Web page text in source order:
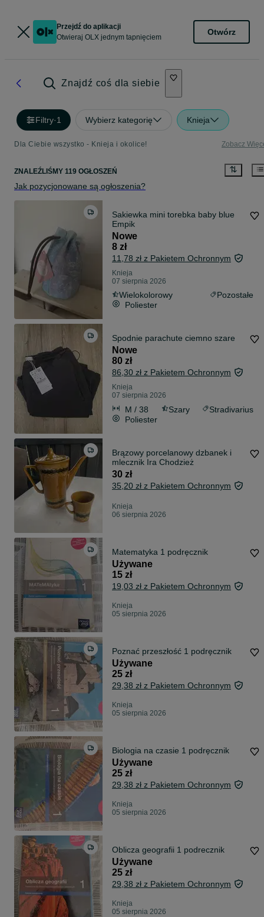
Przejdź do aplikacji
Otwieraj OLX jednym tapnięciem
Otwórz
Znajdź coś dla siebie
Filtry·1 Wybierz kategorię Knieja
Dla Ciebie wszystko - Knieja i okolice! Zobacz
ZNALEŹLIŚMY 119 OGŁOSZEŃ
Jak pozycjonowane są ogłoszenia?
Sakiewka mini torebka baby blue
Empik
Nowe
8 zł
11,78 zł z Pakietem Ochronnym
Knieja
07 sierpnia 2026
Wielokolorowy
Pozostałe
Poliester
Spodnie parachute ciemno szare
Nowe
80 zł
86,30 zł z Pakietem Ochronnym
Knieja
07 sierpnia 2026
M / 38 Szary
Stradivarius
Poliester
Brązowy porcelanowy dzbanek i
mlecznik Ira Chodzież
30 zł
35,20 zł z Pakietem Ochronnym
Knieja
06 sierpnia 2026
Matematyka 1 podręcznik
Używane
15 zł
19,03 zł z Pakietem Ochronnym
Knieja
05 sierpnia 2026
Poznać przeszłość 1 podręcznik
Używane
25 zł
29,38 zł z Pakietem Ochronnym
Knieja
05 sierpnia 2026
Biologia na czasie 1 podręcznik
Używane
25 zł
29,38 zł z Pakietem Ochronnym
Knieja
05 sierpnia 2026
Oblicza geografii 1 podrecznik
Używane
25 zł
29,38 zł z Pakietem Ochronnym
Knieja
05 sierpnia 2026